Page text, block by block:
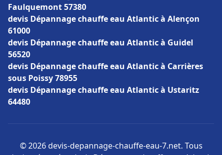
Faulquemont 57380
devis Dépannage chauffe eau Atlantic à Alençon
61000
devis Dépannage chauffe eau Atlantic à Guidel
56520
devis Dépannage chauffe eau Atlantic à Carrières
sous Poissy 78955
devis Dépannage chauffe eau Atlantic à Ustaritz
64480
© 2026 devis-depannage-chauffe-eau-7.net. Tous